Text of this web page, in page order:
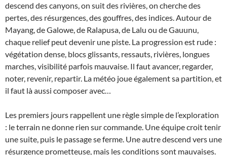
descend des canyons, on suit des rivières, on cherche des
pertes, des résurgences, des gouffres, des indices. Autour de
Mayang, de Galowe, de Ralapusa, de Lalu ou de Gauunu,
chaque relief peut devenir une piste. La progression est rude :
végétation dense, blocs glissants, ressauts, rivières, longues
marches, visibilité parfois mauvaise. Il faut avancer, regarder,
noter, revenir, repartir. La météo joue également sa partition, et
il faut là aussi composer avec…
Les premiers jours rappellent une règle simple de l’exploration
: le terrain ne donne rien sur commande. Une équipe croit tenir
une suite, puis le passage se ferme. Une autre descend vers une
résurgence prometteuse, mais les conditions sont mauvaises.